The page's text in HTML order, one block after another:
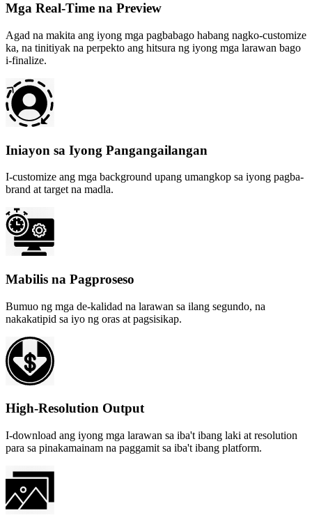
Mga Real-Time na Preview
Agad na makita ang iyong mga pagbabago habang nagko-customize
ka, na tinitiyak na perpekto ang hitsura ng iyong mga larawan bago
i-finalize.
Iniayon sa Iyong Pangangailangan
I-customize ang mga background upang umangkop sa iyong pagba-
brand at target na madla.
Mabilis na Pagproseso
Bumuo ng mga de-kalidad na larawan sa ilang segundo, na
nakakatipid sa iyo ng oras at pagsisikap.
High-Resolution Output
I-download ang iyong mga larawan sa iba't ibang laki at resolution
para sa pinakamainam na paggamit sa iba't ibang platform.